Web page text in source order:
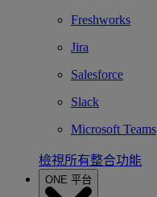
Freshworks
Jira
Salesforce
Slack
Microsoft Teams
檢視所有整合功能
ONE 平台